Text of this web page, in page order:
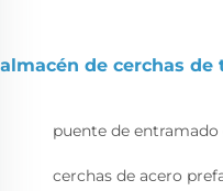
almacén de cerchas de
puente de entramado
cerchas de acero